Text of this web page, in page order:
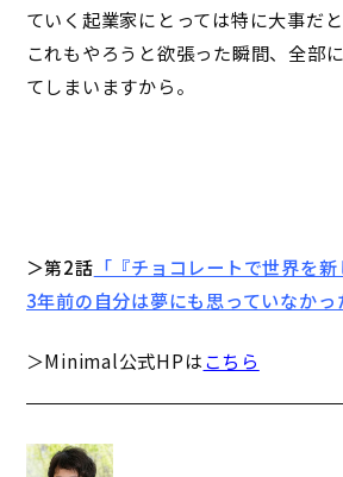
ていく起業家にとっては特に大事だ
これもやろうと欲張った瞬間、全部
てしまいますから。
＞第2話 「『チョコレートで世界を新
3年前の自分は夢にも思っていなかっ
＞Minimal公式HPはこちら